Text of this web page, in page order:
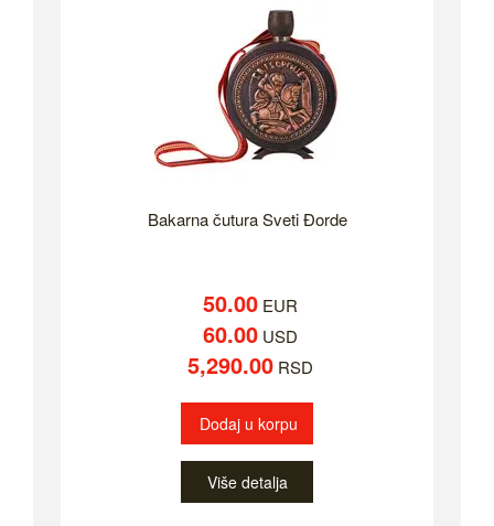
Bakarna čutura Sveti Đorde
50.00EUR
60.00USD
5,290.00RSD
Dodaj u korpu
Više detalja